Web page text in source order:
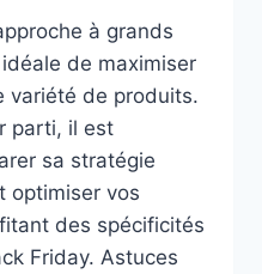
à grands
idéale de maximiser
variété de produits.
parti, il est
sa stratégie
optimiser vos
des spécificités
Friday. Astuces